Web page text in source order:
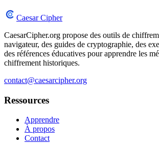
Caesar Cipher
CaesarCipher.org propose des outils de
navigateur, des guides de cryptographie, des
des références éducatives pour apprendre les
chiffrement historiques.
contact@caesarcipher.org
Ressources
Apprendre
À propos
Contact